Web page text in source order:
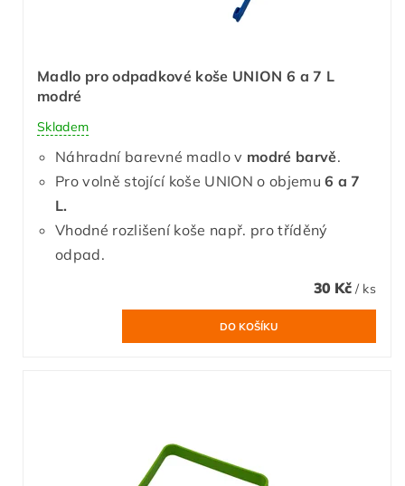
Madlo pro odpadkové koše UNION 6 a 7 L
modré
Skladem
Náhradní barevné madlo v modré barvě.
Pro volně stojící koše UNION o objemu6 a 7
L.
Vhodné rozlišení koše např. pro tříděný
odpad.
30 Kč / ks